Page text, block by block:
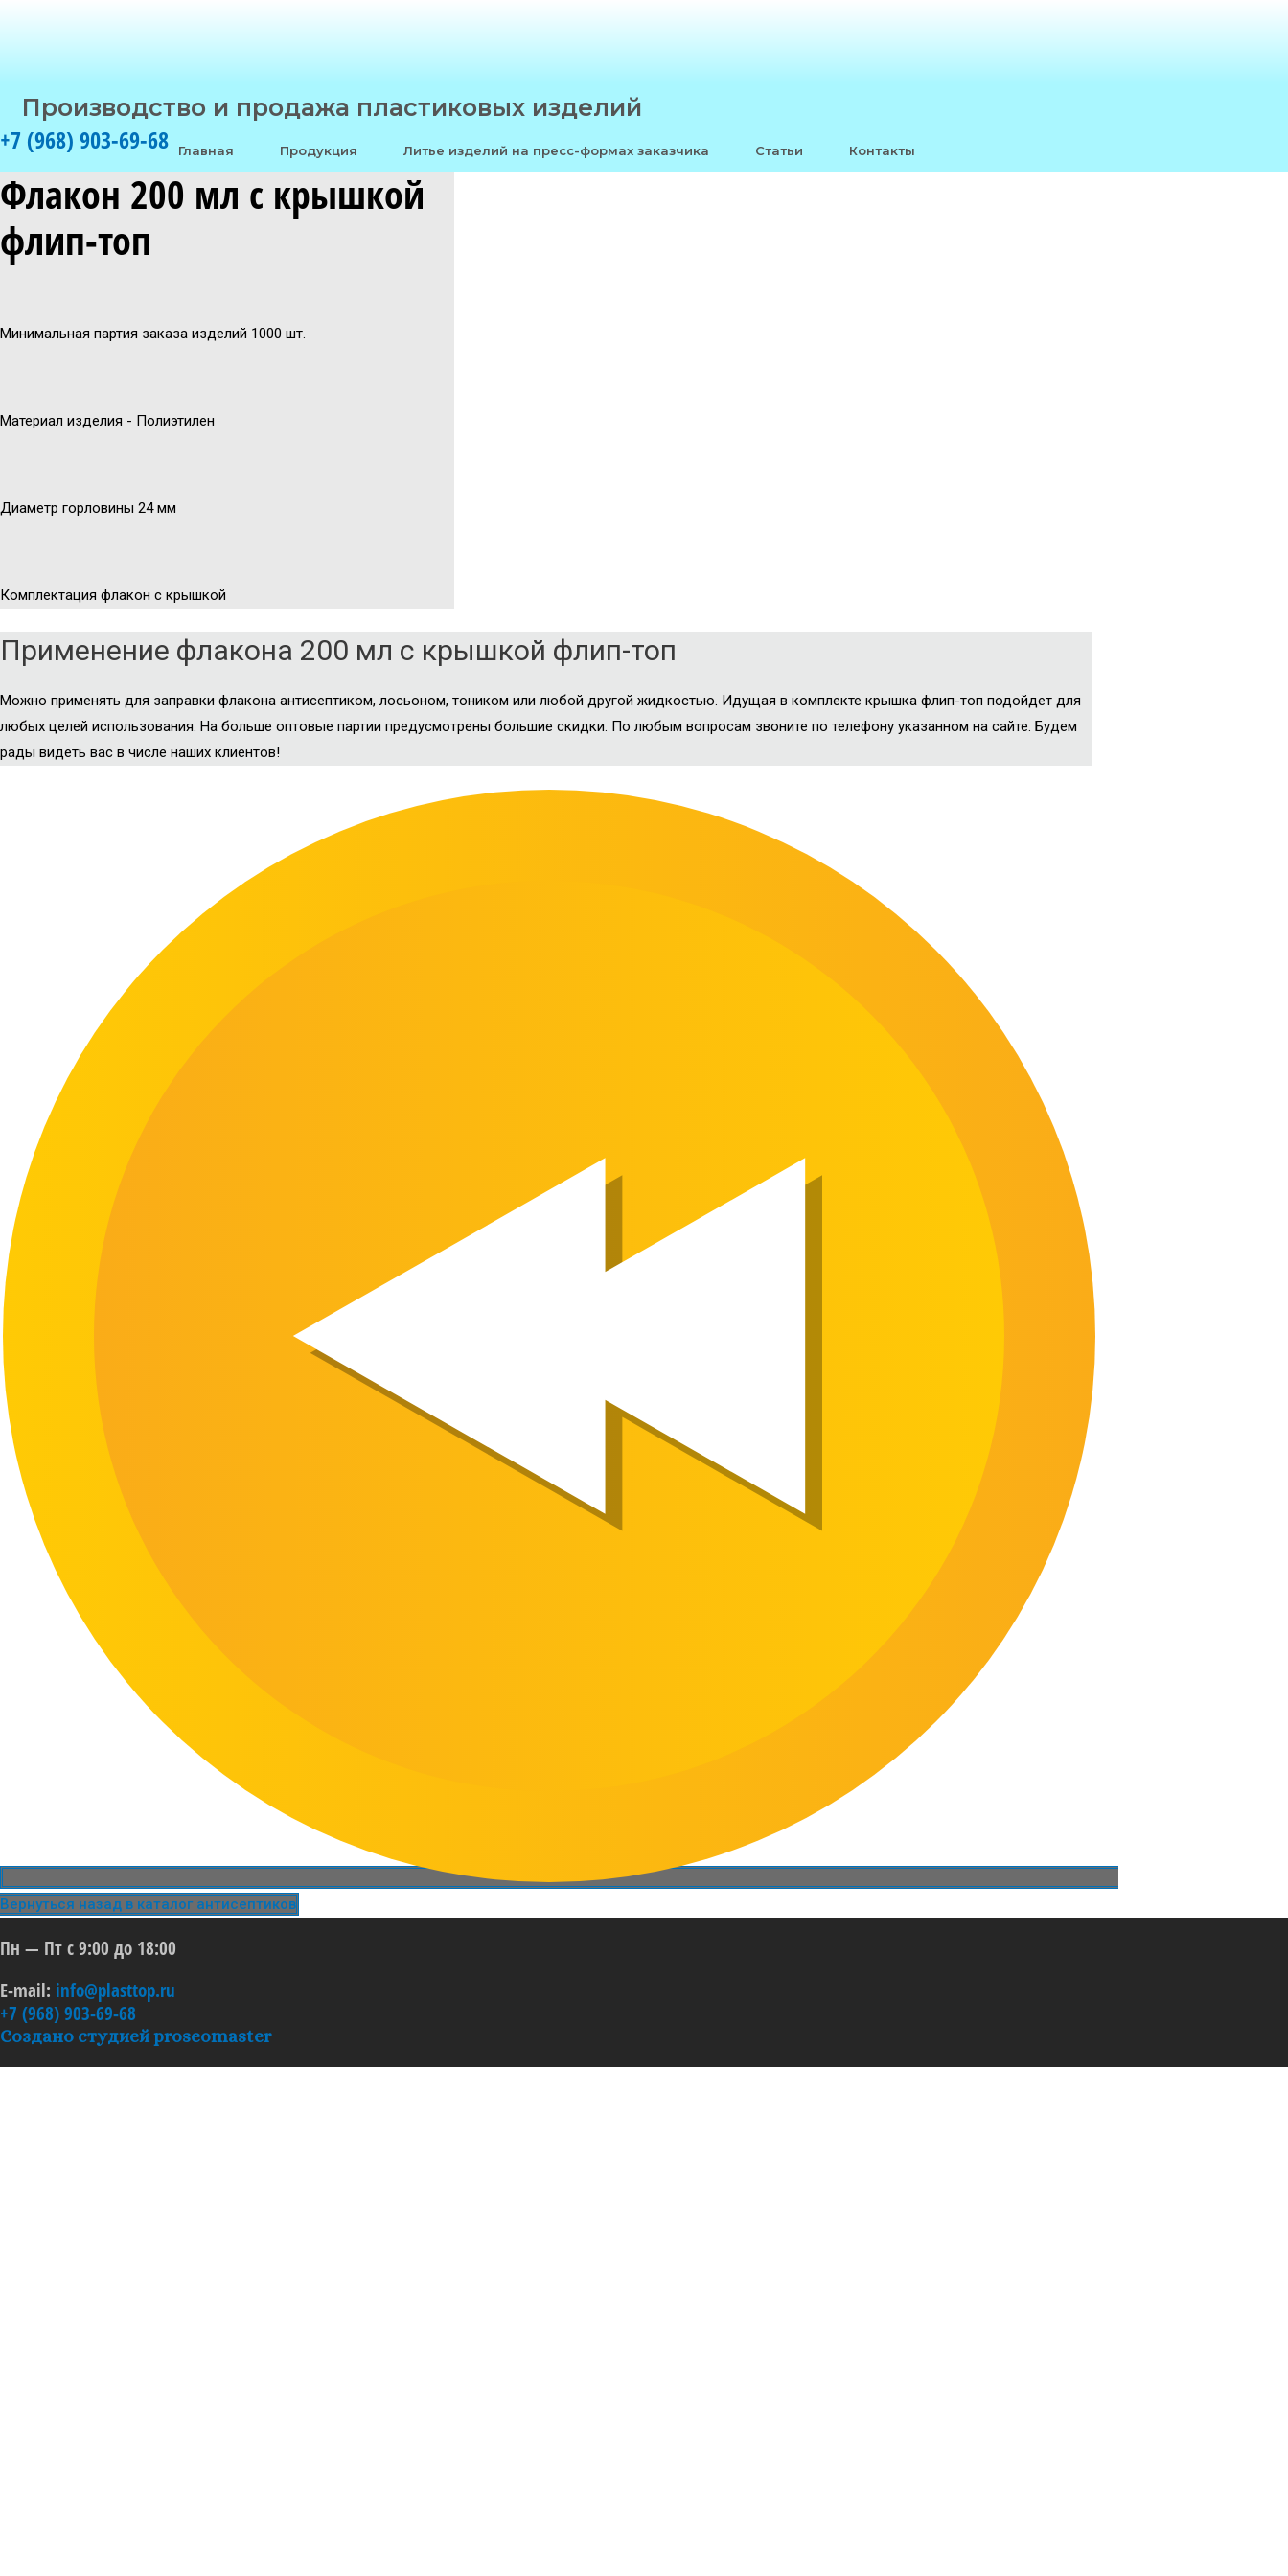
Производство и продажа пластиковых изделий
+7 (968) 903-69-68 Главная Продукция Литье изделий на пресс-формах заказчика Статьи Контакты
Флакон 200 мл с крышкой
флип-топ
Минимальная партия заказа изделий 1000 шт.
Материал изделия - Полиэтилен
Диаметр горловины 24 мм
Комплектация флакон с крышкой
Применение флакона 200 мл с крышкой флип-топ
Можно применять для заправки флакона антисептиком, лосьоном, тоником или любой другой жидкостью. Идущая в комплекте крышка флип-топ подойдет для
любых целей использования. На больше оптовые партии предусмотрены большие скидки. По любым вопросам звоните по телефону указанном на сайте. Будем
рады видеть вас в числе наших клиентов!
Вернуться назад в каталог антисептиков
Пн — Пт с 9:00 до 18:00
E-mail: info@plasttop.ru
+7 (968) 903-69-68
Создано студией proseomaster